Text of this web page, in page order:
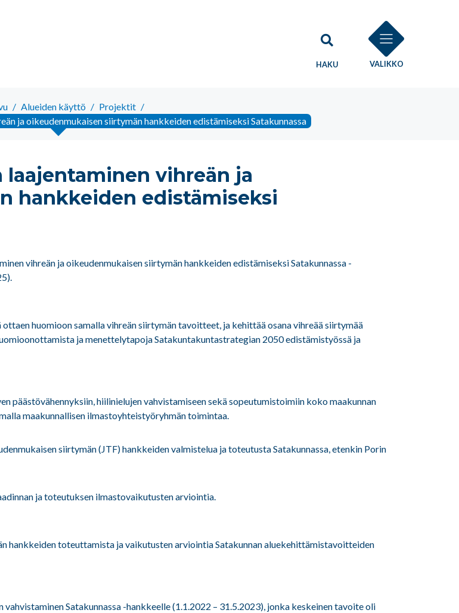
HAKU VALIKKO
/ Alueiden käyttö / Projektit /
ja oikeudenmukaisen siirtymän hankkeiden edistämiseksi Satakunnassa
vihreän ja
hankkeiden edistämiseksi
vihreän ja oikeudenmukaisen siirtymän hankkeiden edistämiseksi Satakunnassa -
huomioon samalla vihreän siirtymän tavoitteet, ja kehittää osana vihreää siirtymää
ja menettelytapoja Satakuntakuntastrategian 2050 edistämistyössä ja
päästövähennyksiin, hiilinielujen vahvistamiseen sekä sopeutumistoimiin koko maakunnan
maakunnallisen ilmastoyhteistyöryhmän toimintaa.
siirtymän (JTF) hankkeiden valmistelua ja toteutusta Satakunnassa, etenkin Porin
ja toteutuksen ilmastovaikutusten arviointia.
hankkeiden toteuttamista ja vaikutusten arviointia Satakunnan aluekehittämistavoitteiden
Satakunnassa -hankkeelle (1.1.2022 – 31.5.2023), jonka keskeinen tavoite oli